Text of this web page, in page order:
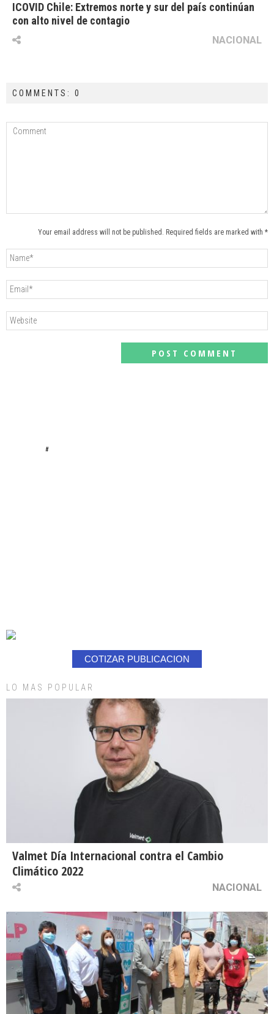
ICOVID Chile: Extremos norte y sur del país continúan
con alto nivel de contagio
NACIONAL
COMMENTS: 0
Your email address will not be published. Required fields are marked with *
#
COTIZAR PUBLICACION
LO MAS POPULAR
Valmet Día Internacional contra el Cambio
Climático 2022
NACIONAL